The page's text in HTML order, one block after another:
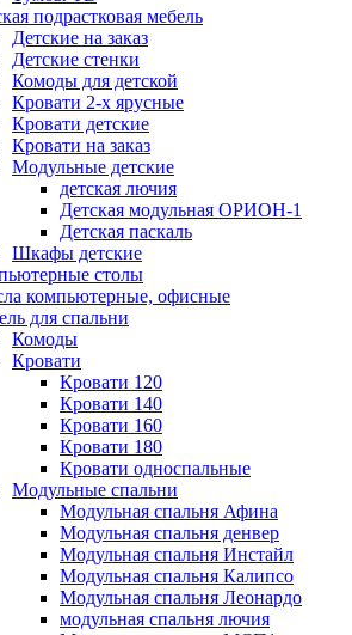
подрастковая мебель
Детские на заказ
Детские стенки
Комоды для детской
Кровати 2-х ярусные
Кровати детские
Кровати на заказ
Модульные детские
детская лючия
Детская модульная ОРИОН-1
Детская паскаль
Шкафы детские
столы
компьютерные, офисные
для спальни
Комоды
Кровати
Кровати 120
Кровати 140
Кровати 160
Кровати 180
Кровати односпальные
Модульные спальни
Модульная спальня Афина
Модульная спальня денвер
Модульная спальня Инстайл
Модульная спальня Калипсо
Модульная спальня Леонардо
модульная спальня лючия